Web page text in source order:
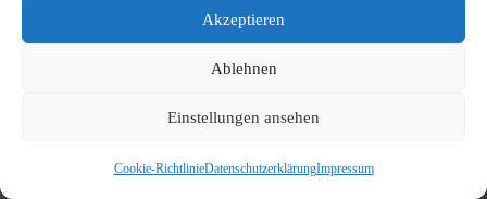
Akzeptieren
Ablehnen
Einstellungen ansehen
Cookie-RichtlinieDatenschutzerklärungImpressum
Vertreter:innen der FDP (Kreisverband Bonn)
Übergabe der Vereinsfahne des Männergesangsvereins Geislar